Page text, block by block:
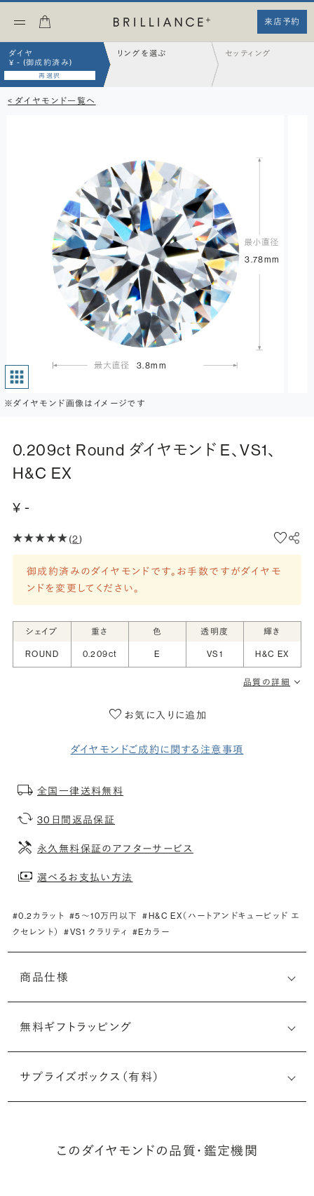
来店予約
ダイヤ
¥ - (御成約済み)
再選択
リングを選ぶ セッティング
< ダイヤモンド一覧へ
3.78mm
3.8mm
※ダイヤモンド画像はイメージです
0.209ct Round ダイヤモンド E、VS1、
H&C EX
¥ -
(2)
御成約済みのダイヤモンドです。お手数ですがダイヤモ
ンドを変更してください。
シェイプ 重さ 色 透明度 輝き
ROUND 0.209ct E VS1 H&C EX
品質の詳細
お気に入りに追加
ダイヤモンドご成約に関する注意事項
全国一律送料無料
30日間返品保証
永久無料保証のアフターサービス
選べるお支払い方法
#0.2カラット #5〜10万円以下 #H&C EX（ハートアンドキューピッド エ
クセレント）
#VS1 クラリティ #Eカラー
商品仕様
無料ギフトラッピング
サプライズボックス（有料）
このダイヤモンドの品質・鑑定機関